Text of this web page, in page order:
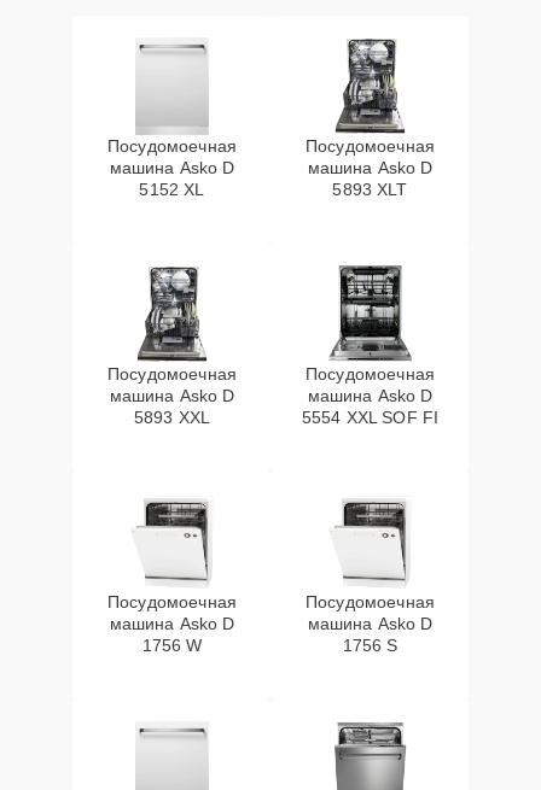
Посудомоечная
машина Asko D
5152 XL
Посудомоечная
машина Asko D
5893 XLT
Посудомоечная
машина Asko D
5893 XXL
Посудомоечная
машина Asko D
5554 XXL SOF FI
Посудомоечная
машина Asko D
1756 W
Посудомоечная
машина Asko D
1756 S